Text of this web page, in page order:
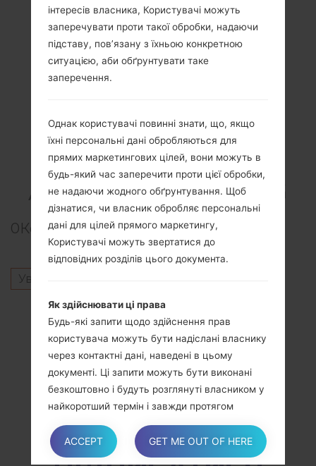
ВідеоSamsung SM-
A716U1Galaxy A71 5G
0Коментарі
Увійти
Інші моделі з цієї серії
SamsungGalaxy A71 5GSM-A7160
SamsungGalaxy A71 5GSM-A716B
SamsungGalaxy A71 5GSM-A716S
SamsungGalaxy A71 5GSM-A716U
SamsungGalaxy A71 5GSM-A716V
інтересів власника, Користувачі можуть
заперечувати проти такої обробки, надаючи
підставу, пов’язану з їхньою конкретною
ситуацією, аби обґрунтувати таке
заперечення.
Однак користувачі повинні знати, що, якщо
їхні персональні дані обробляються для
прямих маркетингових цілей, вони можуть в
будь-який час заперечити проти цієї обробки,
не надаючи жодного обґрунтування. Щоб
дізнатися, чи власник обробляє персональні
дані для цілей прямого маркетингу,
Користувачі можуть звертатися до
відповідних розділів цього документа.
Як здійснювати ці права
Будь-які запити щодо здійснення прав
користувача можуть бути надіслані власнику
через контактні дані, наведені в цьому
документі. Ці запити можуть бути виконані
безкоштовно і будуть розглянуті власником у
найкоротший термін і завжди протягом
одного місяця.
ACCEPT GET ME OUT OF HERE